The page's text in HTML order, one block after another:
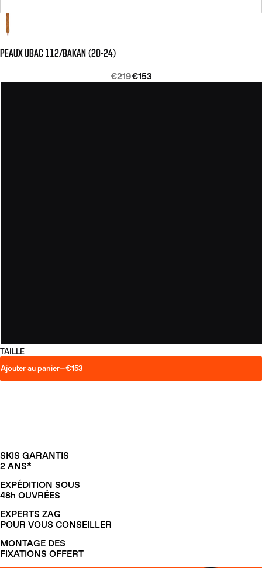
PEAUX UBAC 112/BAKAN (20-24)
€219€153
TAILLE
Ajouter au panier—€153
SKIS GARANTIS
2 ANS*
EXPÉDITION SOUS
48h OUVRÉES
EXPERTS ZAG
POUR VOUS CONSEILLER
MONTAGE DES
FIXATIONS OFFERT